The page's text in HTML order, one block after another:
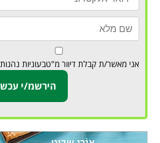
אני מאשר/ת קבלת דיוור מ"טבעוניות